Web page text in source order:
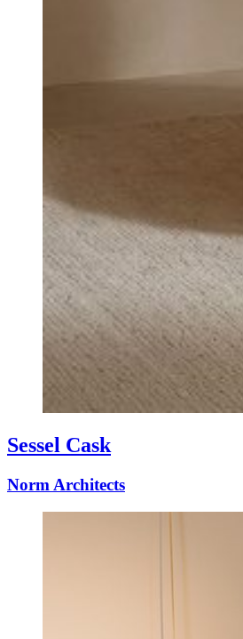
Sessel Cask
Norm Architects